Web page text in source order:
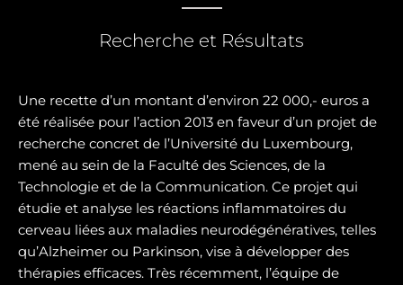
Recherche et Résultats
Une recette d’un montant d’environ 22 000,- euros a
été réalisée pour l’action 2013 en faveur d’un projet de
recherche concret de l’Université du Luxembourg,
mené au sein de la Faculté des Sciences, de la
Technologie et de la Communication. Ce projet qui
étudie et analyse les réactions inflammatoires du
cerveau liées aux maladies neurodégénératives, telles
qu’Alzheimer ou Parkinson, vise à développer des
thérapies efficaces. Très récemment, l’équipe de